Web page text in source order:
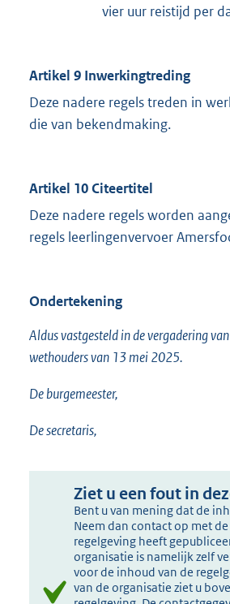
vier uur reistijd per
Artikel 9 Inwerkingtreding
Deze nadere regels treden in
die van bekendmaking.
Artikel 10 Citeertitel
Deze nadere regels worden
regels leerlingenvervoer
Ondertekening
Aldus vastgesteld in de vergadering
wethouders van 13 mei 2025.
De burgemeester,
De secretaris,
Ziet u een fout in
Bent u van mening dat de
Neem dan contact op met
regelgeving heeft
organisatie is namelijk zelf
voor de inhoud van de
van de organisatie ziet u